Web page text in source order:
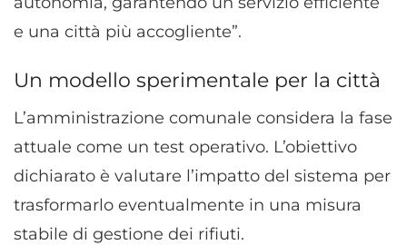
e una città più accogliente”.
Un modello sperimentale per la città
L’amministrazione comunale considera la fase
attuale come un test operativo. L’obiettivo
dichiarato è valutare l’impatto del sistema per
trasformarlo eventualmente in una misura
stabile di gestione dei rifiuti.